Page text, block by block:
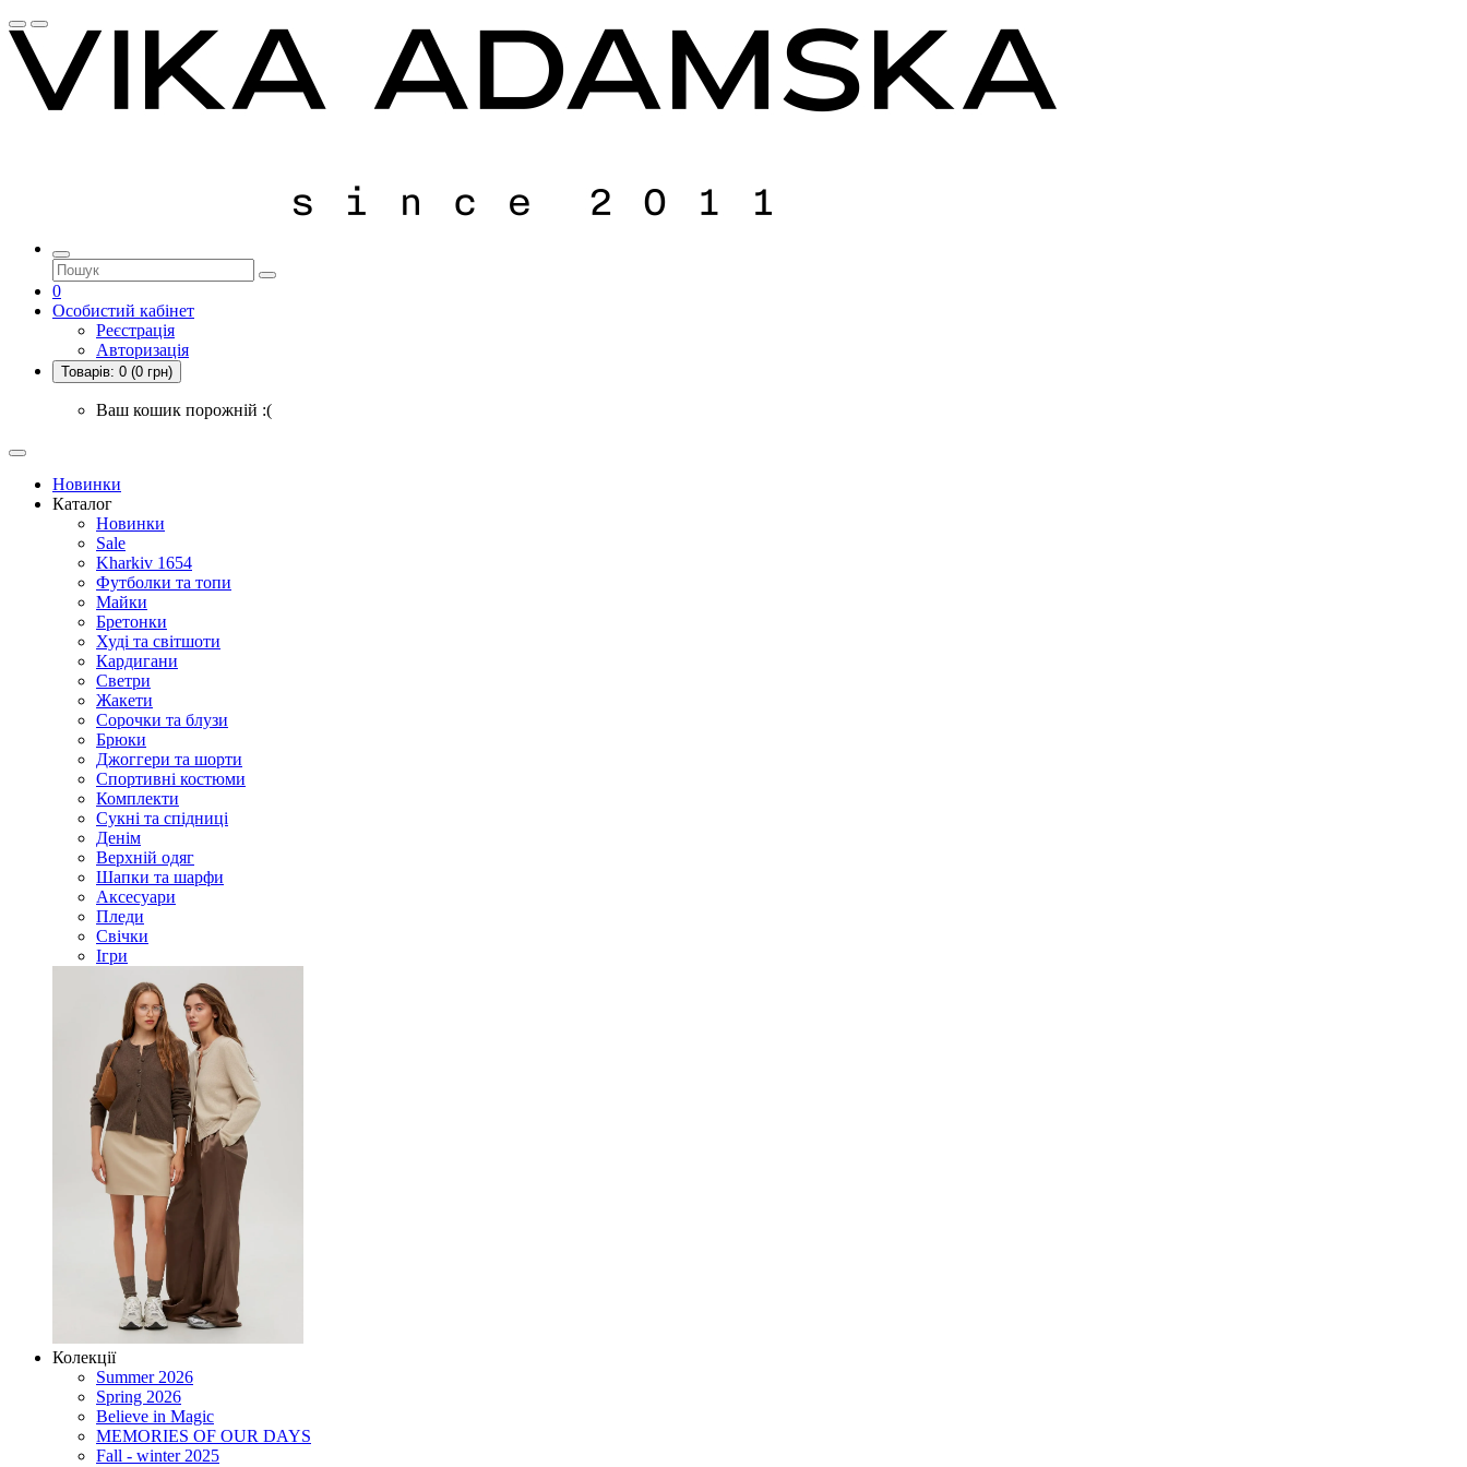
0
Особистий кабінет
Реєстрація
Авторизація
Товарів: 0 (0 грн)
Ваш кошик порожній :(
Новинки
Каталог
Новинки
Sale
Kharkiv 1654
Футболки та топи
Майки
Бретонки
Худі та світшоти
Кардигани
Светри
Жакети
Сорочки та блузи
Брюки
Джоггери та шорти
Спортивні костюми
Комплекти
Сукні та спідниці
Денім
Верхній одяг
Шапки та шарфи
Аксесуари
Пледи
Свічки
Ігри
Колекції
Summer 2026
Spring 2026
Believe in Magic
MEMORIES OF OUR DAYS
Fall - winter 2025